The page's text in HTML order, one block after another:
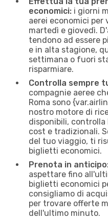
economici: i giorni
aerei economici per
martedì e giovedì.
tendono ad essere
e in alta stagione,
settimana o fuori
risparmiare.
Controlla sempre
compagnie aeree
Roma sono
nostro motore di
disponibili, controlla
cost e tradizionali.
del tuo viaggio, ti
biglietti economici.
Prenota in
aspettare fino
biglietti economici
consigliamo di
per trovare offerte
dell'ultimo minuto.